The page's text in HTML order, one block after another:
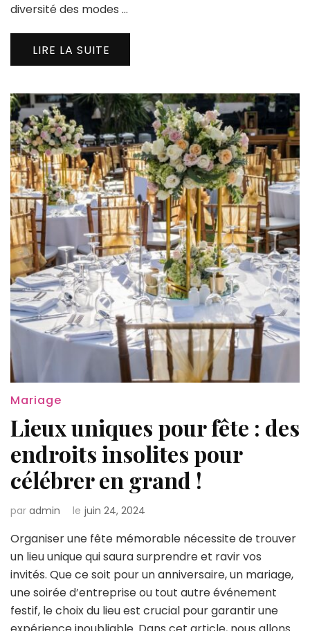
diversité des modes …
LIRE LA SUITE
Mariage
Lieux uniques pour fête : des
endroits insolites pour
célébrer en grand !
par admin le juin 24, 2024
Organiser une fête mémorable nécessite de trouver
un lieu unique qui saura surprendre et ravir vos
invités. Que ce soit pour un anniversaire, un mariage,
une soirée d’entreprise ou tout autre événement
festif, le choix du lieu est crucial pour garantir une